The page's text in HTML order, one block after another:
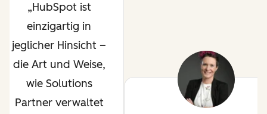
HubSpot ist
einzigartig in
jeglicher Hinsicht –
die Art und Weise,
wie Solutions
Partner verwaltet